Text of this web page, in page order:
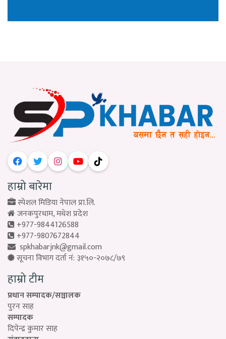
हाम्रो बारेमा
स्पेशल मिडिया नेपाल प्रा.लि.
जनकपुरधाम, मधेश प्रदेश
+977-9844126588
+977-9807672844
spkhabarjnk@gmail.com
सूचना विभाग दर्ता नं: ३१५०-२०७८/७९
हाम्रो टीम
प्रधान सम्पादक/सञ्चालक
पुरन साह
सम्पादक
दिपेन्द्र कुमार साह